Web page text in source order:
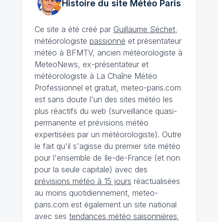
Histoire du site MétéoParis
Ce site a été créé par Guillaume Séchet,
météorologiste passionné et présentateur
météo à BFMTV, ancien météorologiste à
MeteoNews, ex-présentateur et
météorologiste à La Chaîne Météo
Professionnel et gratuit, meteo-paris.com
est sans doute l'un des sites météo les
plus réactifs du web (surveillance quasi-
permanente et prévisions météo
expertisées par un météorologiste). Outre
le fait qu'il s'agisse du premier site météo
pour l'ensemble de Ile-de-France (et non
pour la seule capitale) avec des
prévisions météo à 15 jours réactualisées
au moins quotidiennement, meteo-
paris.com est également un site national
avec ses tendances météo saisonnières,